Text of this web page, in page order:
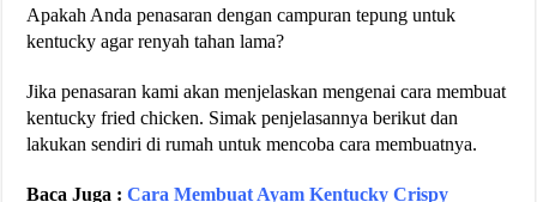
Apakah Anda penasaran dengan campuran tepung untuk
kentucky agar renyah tahan lama?
Jika penasaran kami akan menjelaskan mengenai cara membuat
kentucky fried chicken. Simak penjelasannya berikut dan
lakukan sendiri di rumah untuk mencoba cara membuatnya.
Baca Juga :Cara Membuat Ayam Kentucky Crispy